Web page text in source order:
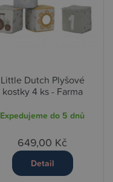
Little Dutch Plyšové
kostky 4 ks - Farma
Expedujeme do 5 dnů
649,00 Kč
Detail